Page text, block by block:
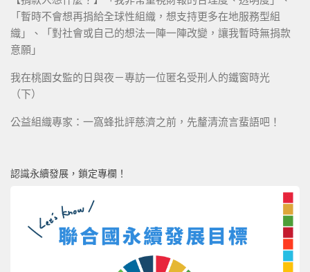
「暫時不會想再捐給全球性組織，想支持更多在地服務型組
織」、「對社會或自己的想法一陣一陣改變，讓我暫時無捐款
意願」
我在桃園女監的日與夜－專訪一位匿名受刑人的鐵窗時光
（下）
公益組織專家：一窩蜂批評慈濟之前，先釐清流言蜚語吧！
認識永續發展，鎖定專欄！